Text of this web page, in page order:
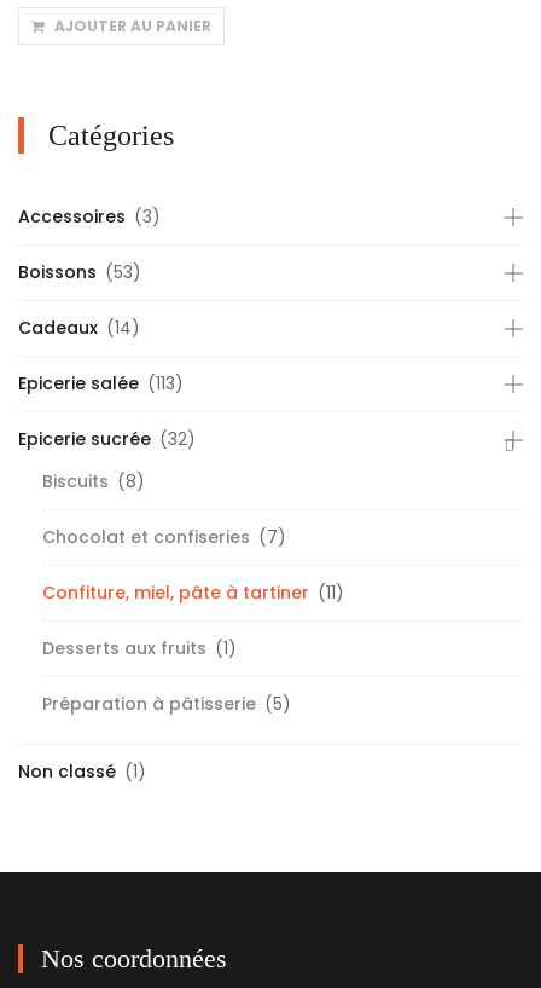
AJOUTER AU PANIER
Catégories
Accessoires (3)
Boissons (53)
Cadeaux (14)
Epicerie salée (113)
Epicerie sucrée (32)
Biscuits (8)
Chocolat et confiseries (7)
Confiture, miel, pâte à tartiner (11)
Desserts aux fruits (1)
Préparation à pâtisserie (5)
Non classé (1)
Nos coordonnées